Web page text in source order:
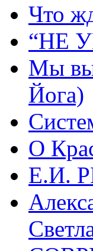
Что
“НЕ
Мы
Йога)
О
Е.И.